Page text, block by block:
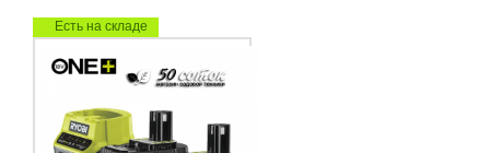
Есть на складе